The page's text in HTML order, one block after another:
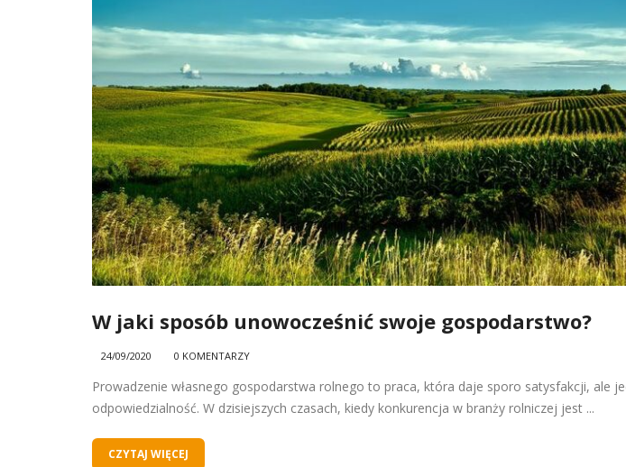
W jaki sposób unowocześnić swoje gospodarstwo?
24/09/2020 0 KOMENTARZY
Prowadzenie własnego gospodarstwa rolnego to praca, która daje sporo satysfakcji, ale
odpowiedzialność. W dzisiejszych czasach, kiedy konkurencja w branży rolniczej jest ...
CZYTAJ WIĘCEJ